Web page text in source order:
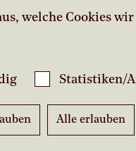
Imprint | Data
welche Cookies
Statistiken/
Alle erlauben